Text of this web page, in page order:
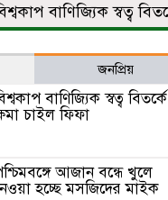
বাণিজ্যিক স্বত্ব বিতর্কে
জনপ্রিয়
বাণিজ্যিক স্বত্ব বিতর্কে
চাইল ফিফা
আজান বন্ধে খুলে
হচ্ছে মসজিদের মাইক